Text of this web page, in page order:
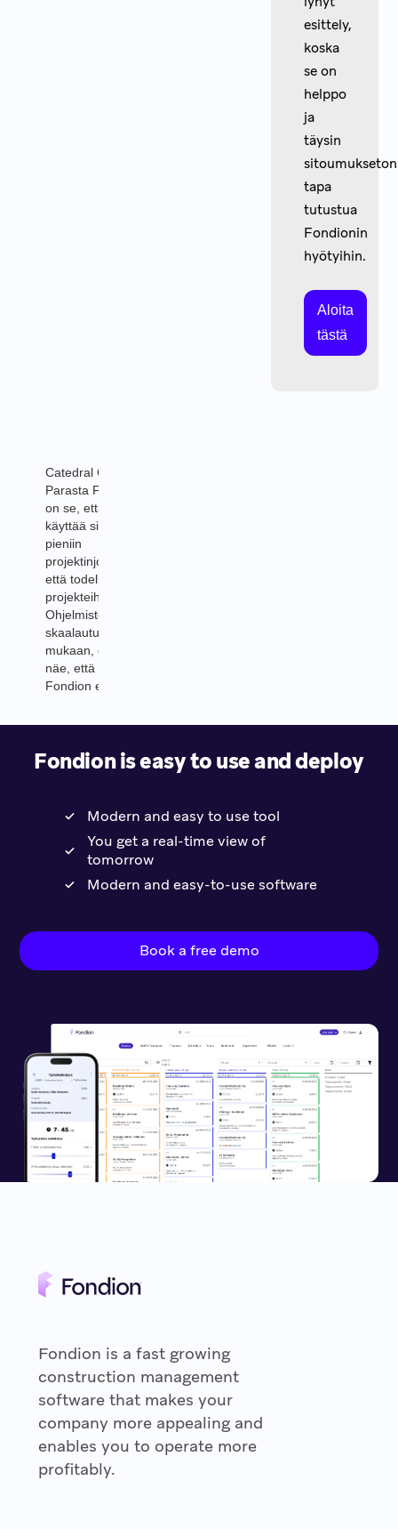
esittely,
koska
se on
helppo
ja
täysin
sitoumukseton
tapa
tutustua
Fondionin
hyötyihin.
Aloita
tästä
Catedral Group Oy
Parasta Fondionissa
on se, että voimme
käyttää sitä sekä ihan
pieniin
projektinjohtotehtäviin
että todella suuriin
projekteihin.
Ohjelmisto
skaalautuu tarpeiden
mukaan, enkä itse
näe, että mihin
Fondion ei soveltuisi.
Fondion is easy to use and deploy
Modern and easy to use tool
You get a real-time view of
tomorrow
Modern and easy-to-use software
Book a free demo
Fondion is a fast growing
construction management
software that makes your
company more appealing and
enables you to operate more
profitably.